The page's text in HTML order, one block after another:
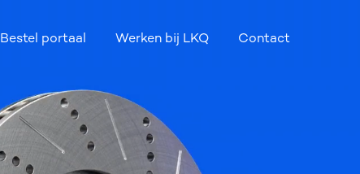
Bestel portaal Werken bij LKQ Contact